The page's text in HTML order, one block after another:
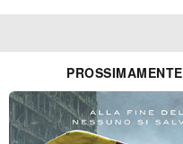
PROSSIMAMENTE